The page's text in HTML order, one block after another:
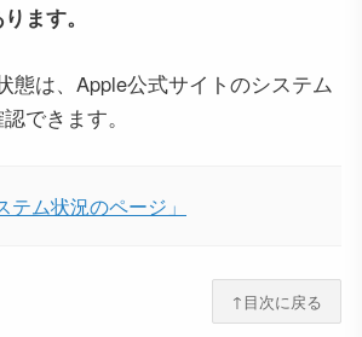
ます。
態は、Apple公式サイトのシステム
できます。
ム状況のページ」
↑目次に戻る